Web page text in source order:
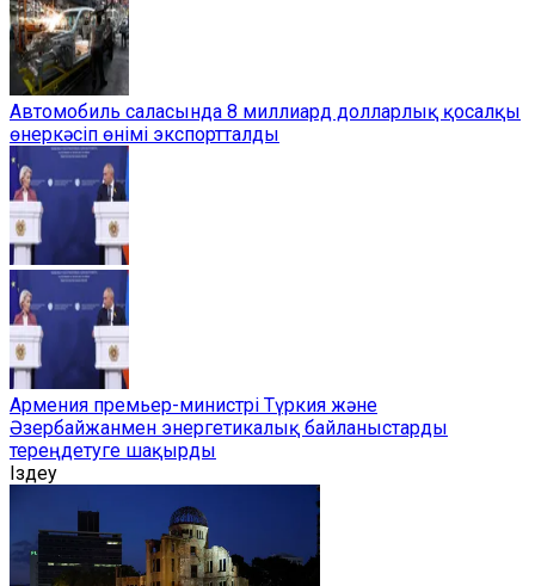
Автомобиль саласында 8 миллиард долларлық қосалқы
өнеркәсіп өнімі экспортталды
Армения премьер-министрі Түркия және
Әзербайжанмен энергетикалық байланыстарды
тереңдетуге шақырды
Іздеу